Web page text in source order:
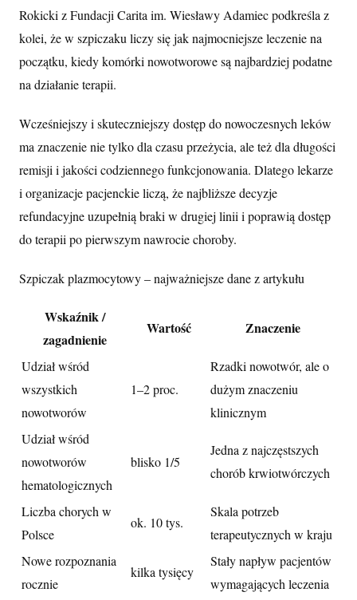
Rokicki z Fundacji Carita im. Wiesławy Adamiec podkreśla z
kolei, że w szpiczaku liczy się jak najmocniejsze leczenie na
początku, kiedy komórki nowotworowe są najbardziej podatne
na działanie terapii.
Wcześniejszy i skuteczniejszy dostęp do nowoczesnych leków
ma znaczenie nie tylko dla czasu przeżycia, ale też dla długości
remisji i jakości codziennego funkcjonowania. Dlatego lekarze
i organizacje pacjenckie liczą, że najbliższe decyzje
refundacyjne uzupełnią braki w drugiej linii i poprawią dostęp
do terapii po pierwszym nawrocie choroby.
Szpiczak plazmocytowy – najważniejsze dane z artykułu
Wskaźnik /
zagadnienie
Wartość Znaczenie
Udział wśród
wszystkich
nowotworów
1–2 proc.
Rzadki nowotwór, ale o
dużym znaczeniu
klinicznym
Udział wśród
nowotworów
hematologicznych
blisko 1/5
Jedna z najczęstszych
chorób krwiotwórczych
Liczba chorych w
Polsce
ok. 10 tys.
Skala potrzeb
terapeutycznych w kraju
Nowe rozpoznania
rocznie
kilka tysięcy
Stały napływ pacjentów
wymagających leczenia